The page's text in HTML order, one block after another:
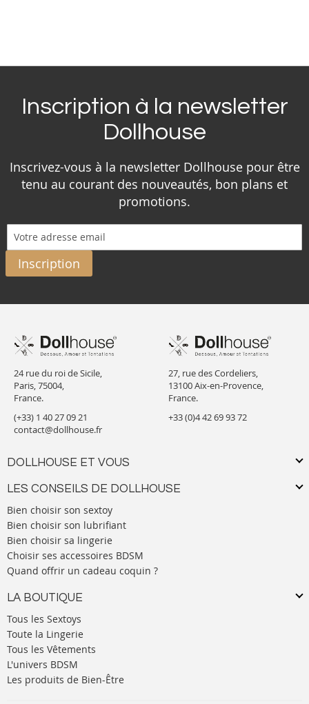
Inscription à la newsletter
Dollhouse
Inscrivez-vous à la newsletter Dollhouse pour être
tenu au courant des nouveautés, bon plans et
promotions.
Inscription
24 rue du roi de Sicile,
Paris, 75004,
France.
(+33) 1 40 27 09 21
contact@dollhouse.fr
DOLLHOUSE ET VOUS
LES CONSEILS DE DOLLHOUSE
Bien choisir son sextoy
Bien choisir son lubrifiant
Bien choisir sa lingerie
Choisir ses accessoires BDSM
Quand offrir un cadeau coquin ?
LA BOUTIQUE
Tous les Sextoys
Toute la Lingerie
Tous les Vêtements
L'univers BDSM
Les produits de Bien-Être
27, rue des Cordeliers,
13100 Aix-en-Provence,
France.
+33 (0)4 42 69 93 72